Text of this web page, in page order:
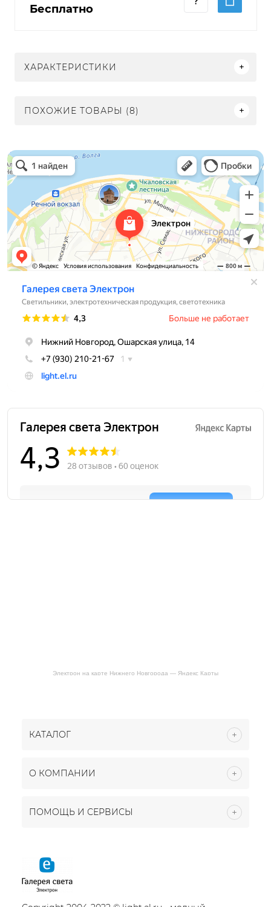
Бесплатно
ХАРАКТЕРИСТИКИ
ПОХОЖИЕ ТОВАРЫ (8)
Электрон
Светильники в Нижнем Новгороде
Электротехническая продукция в Нижнем Новгороде
Электрон на карте Нижнего Новгорода — Яндекс Карты
КАТАЛОГ
О КОМПАНИИ
ПОМОЩЬ И СЕРВИСЫ